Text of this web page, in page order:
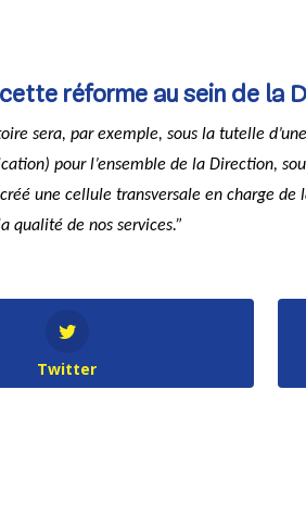
réforme au sein de la
sera, par exemple, sous la tutelle
pour l’ensemble de la Direction,
une cellule transversale en charge
qualité de nos services.”
Twitter